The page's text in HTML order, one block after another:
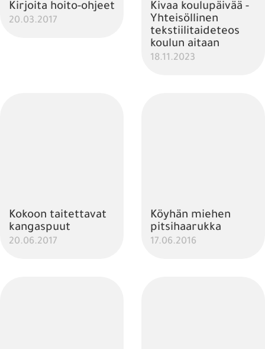
Kirjoita hoito-ohjeet
20.03.2017
Kivaa koulupäivää -
Yhteisöllinen
tekstiilitaideteos
koulun aitaan
18.11.2023
Kokoon taitettavat
kangaspuut
20.06.2017
Köyhän miehen
pitsihaarukka
17.06.2016